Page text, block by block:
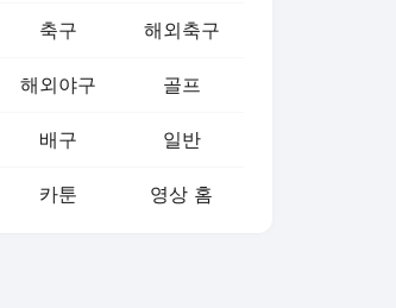
축구 해외축구
해외야구 골프
배구 일반
카툰 영상 홈